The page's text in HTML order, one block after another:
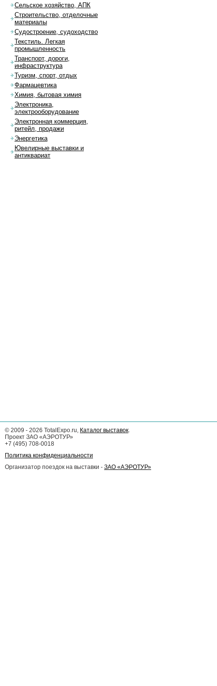
Сельское хозяйство, АПК
Строительство, отделочные
материалы
Судостроение, судоходство
Текстиль. Легкая
промышленность
Транспорт, дороги,
инфраструктура
Туризм, спорт, отдых
Фармацевтика
Химия, бытовая химия
Электроника,
электрооборудование
Электронная коммерция,
ритейл, продажи
Энергетика
Ювелирные выставки и
антиквариат
© 2009 - 2026 TotalExpo.ru, Каталог выставок.
Проект ЗАО «АЭРОТУР»
+7 (495) 708-0018
Политика конфиденциальности
Организатор поездок на выставки - ЗАО «АЭРОТУР»